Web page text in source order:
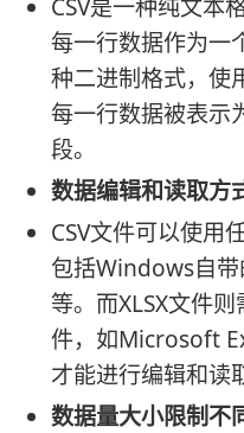
CSV是一种纯文本
每一行数据作为一
种二进制格式，使
每一行数据被表示
段。
数据编辑和读取方
CSV文件可以使用
包括Windows自
等。而XLSX文件
件，如Microsoft
才能进行编辑和读
数据量大小限制不